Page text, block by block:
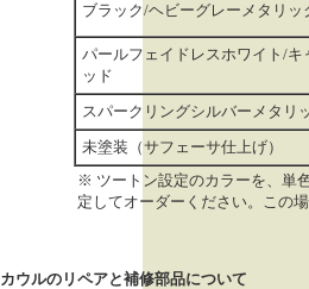
ブラック/ヘビーグレーメタリッ
パールフェイドレスホワイト/
ッド
スパークリングシルバーメタリ
未塗装（サフェーサ仕上げ）
※ ツートン設定のカラーを、単
定してオーダーください。この
カウルのリペアと補修部品について